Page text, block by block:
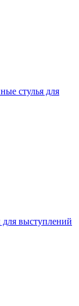
стулья для
выступлений